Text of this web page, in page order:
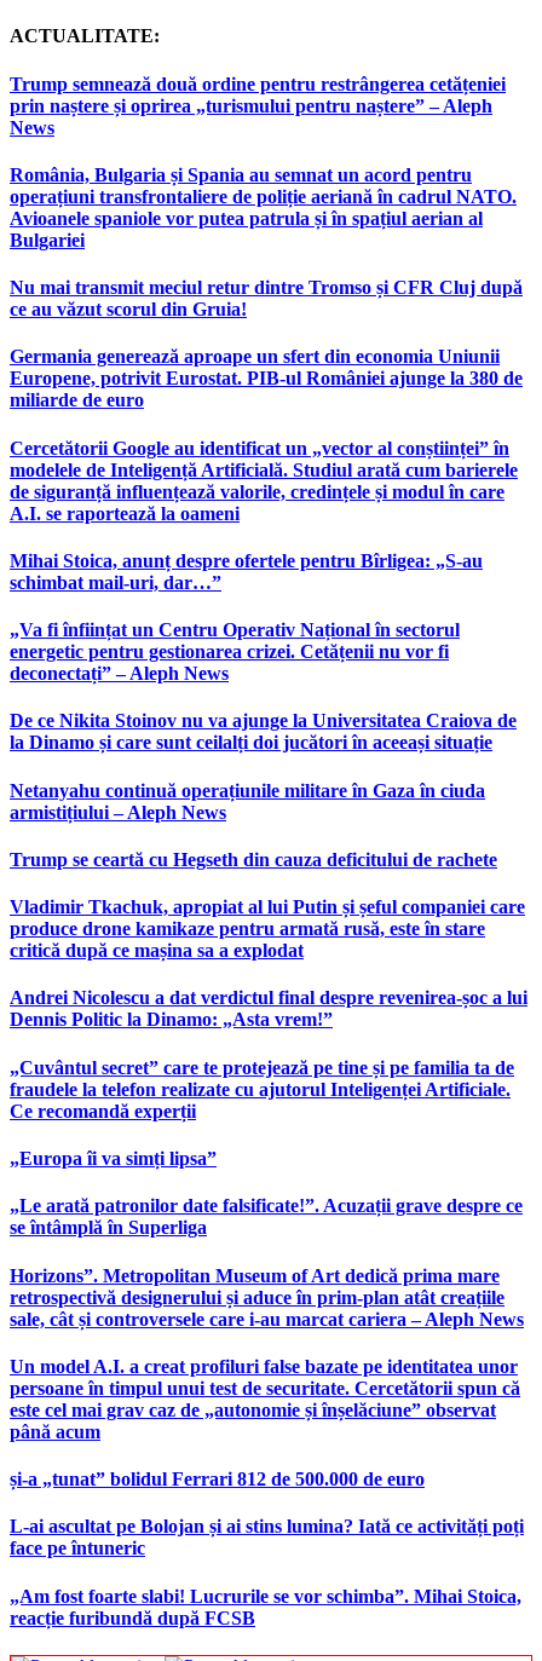
ACTUALITATE:
Trump semnează două ordine pentru restrângerea cetățeniei
prin naștere și oprirea „turismului pentru naștere” – Aleph
News
România, Bulgaria și Spania au semnat un acord pentru
operațiuni transfrontaliere de poliție aeriană în cadrul NATO.
Avioanele spaniole vor putea patrula și în spațiul aerian al
Bulgariei
Nu mai transmit meciul retur dintre Tromso și CFR Cluj după
ce au văzut scorul din Gruia!
Germania generează aproape un sfert din economia Uniunii
Europene, potrivit Eurostat. PIB-ul României ajunge la 380 de
miliarde de euro
Cercetătorii Google au identificat un „vector al conștiinței” în
modelele de Inteligență Artificială. Studiul arată cum barierele
de siguranță influențează valorile, credințele și modul în care
A.I. se raportează la oameni
Mihai Stoica, anunț despre ofertele pentru Bîrligea: „S-au
schimbat mail-uri, dar…”
„Va fi înființat un Centru Operativ Național în sectorul
energetic pentru gestionarea crizei. Cetățenii nu vor fi
deconectați” – Aleph News
De ce Nikita Stoinov nu va ajunge la Universitatea Craiova de
la Dinamo și care sunt ceilalți doi jucători în aceeași situație
Netanyahu continuă operațiunile militare în Gaza în ciuda
armistițiului – Aleph News
Trump se ceartă cu Hegseth din cauza deficitului de rachete
Vladimir Tkachuk, apropiat al lui Putin și șeful companiei care
produce drone kamikaze pentru armată rusă, este în stare
critică după ce mașina sa a explodat
Andrei Nicolescu a dat verdictul final despre revenirea-șoc a lui
Dennis Politic la Dinamo: „Asta vrem!”
„Cuvântul secret” care te protejează pe tine și pe familia ta de
fraudele la telefon realizate cu ajutorul Inteligenței Artificiale.
Ce recomandă experții
„Europa îi va simți lipsa”
„Le arată patronilor date falsificate!”. Acuzații grave despre ce
se întâmplă în Superliga
Horizons”. Metropolitan Museum of Art dedică prima mare
retrospectivă designerului și aduce în prim-plan atât creațiile
sale, cât și controversele care i-au marcat cariera – Aleph News
Un model A.I. a creat profiluri false bazate pe identitatea unor
persoane în timpul unui test de securitate. Cercetătorii spun că
este cel mai grav caz de „autonomie și înșelăciune” observat
până acum
și-a „tunat” bolidul Ferrari 812 de 500.000 de euro
L-ai ascultat pe Bolojan și ai stins lumina? Iată ce activități poți
face pe întuneric
„Am fost foarte slabi! Lucrurile se vor schimba”. Mihai Stoica,
reacție furibundă după FCSB